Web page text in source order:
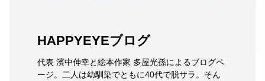
HAPPYEYEブログ
代表 濱中伸幸と絵本作家 多屋光孫によるブログペ
ージ。二人は幼馴染でともに40代で脱サラ。そん